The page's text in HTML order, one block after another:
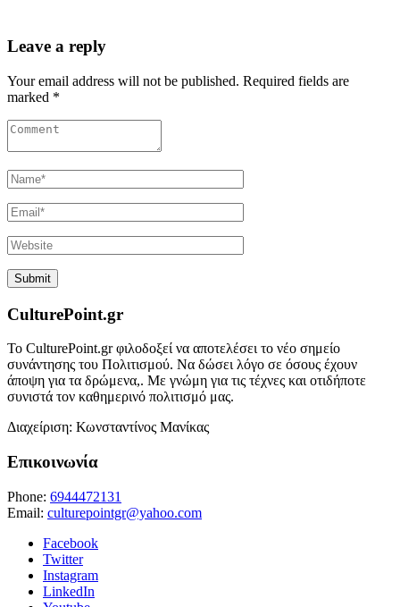
Leave a reply
Your email address will not be published. Required fields are
marked *
CulturePoint.gr
Το CulturePoint.gr φιλοδοξεί να αποτελέσει το νέο σημείο
συνάντησης του Πολιτισμού. Να δώσει λόγο σε όσους έχουν
άποψη για τα δρώμενα,. Με γνώμη για τις τέχνες και οτιδήποτε
συνιστά τον καθημερινό πολιτισμό μας.
Διαχείριση: Κωνσταντίνος Μανίκας
Επικοινωνία
Phone: 6944472131
Email: culturepointgr@yahoo.com
Facebook
Twitter
Instagram
LinkedIn